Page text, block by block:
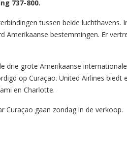
737-800.
tussen beide luchthavens.
Amerikaanse bestemmingen. Er
drie grote Amerikaanse
op Curaçao. United Airlines biedt
en Charlotte.
Curaçao gaan zondag in de verkoop.